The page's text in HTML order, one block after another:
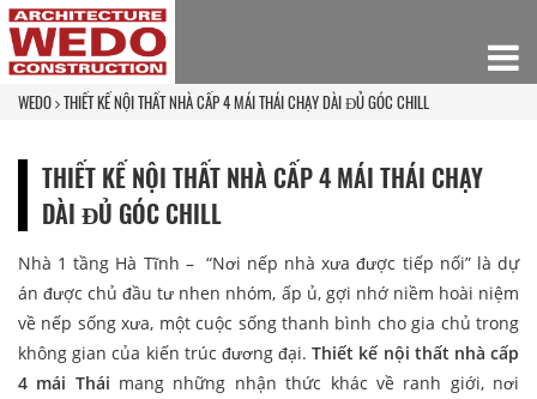
WEDO THIẾT KẾ NỘI THẤT NHÀ CẤP 4 MÁI THÁI CHẠY DÀI ĐỦ GÓC CHILL
THIẾT KẾ NỘI THẤT NHÀ CẤP 4 MÁI THÁI CHẠY
DÀI ĐỦ GÓC CHILL
Nhà 1 tầng Hà Tĩnh – “Nơi nếp nhà xưa được tiếp nối” là dự
án được chủ đầu tư nhen nhóm, ấp ủ, gợi nhớ niềm hoài niệm
về nếp sống xưa, một cuộc sống thanh bình cho gia chủ trong
không gian của kiến trúc đương đại.Thiết kế nội thất nhà cấp
4 mái Thái mang những nhận thức khác về ranh giới, nơi